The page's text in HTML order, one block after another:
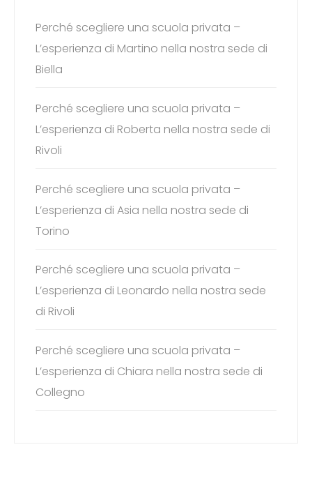
Perché scegliere una scuola privata –
L’esperienza di Martino nella nostra sede di
Biella
Perché scegliere una scuola privata –
L’esperienza di Roberta nella nostra sede di
Rivoli
Perché scegliere una scuola privata –
L’esperienza di Asia nella nostra sede di
Torino
Perché scegliere una scuola privata –
L’esperienza di Leonardo nella nostra sede
di Rivoli
Perché scegliere una scuola privata –
L’esperienza di Chiara nella nostra sede di
Collegno